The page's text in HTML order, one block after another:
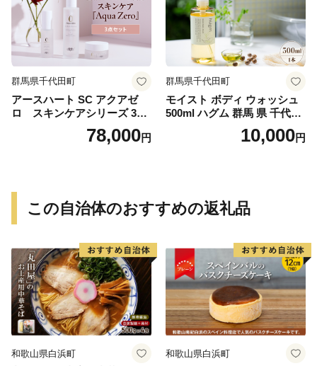
群馬県千代田町
アースハート SC アクアゼ
ロ スキンケアシリーズ 3点
78,000円
群馬県千代田町
モイスト ボディ ウォッシュ
500ml ハグム 群馬 県 千代田
町 〈アペックス〉10,000円
この自治体のおすすめの返礼品
和歌山県白浜町 和歌山県白浜町